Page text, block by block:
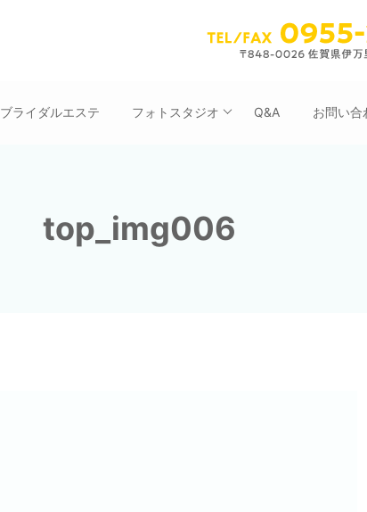
ブライダルエステ フォトスタジオ Q&A お問い合
top_img006